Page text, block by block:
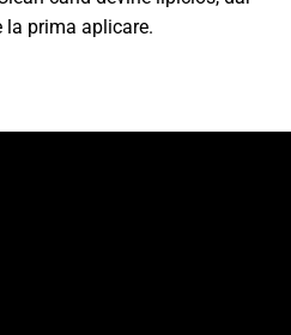
la prima aplicare.